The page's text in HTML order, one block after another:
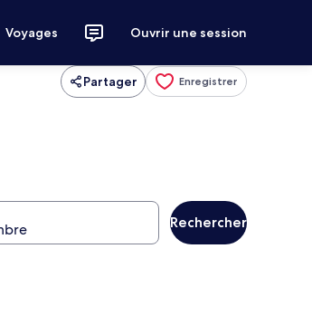
Voyages Ouvrir une session
Partager Enregistrer
Rechercher